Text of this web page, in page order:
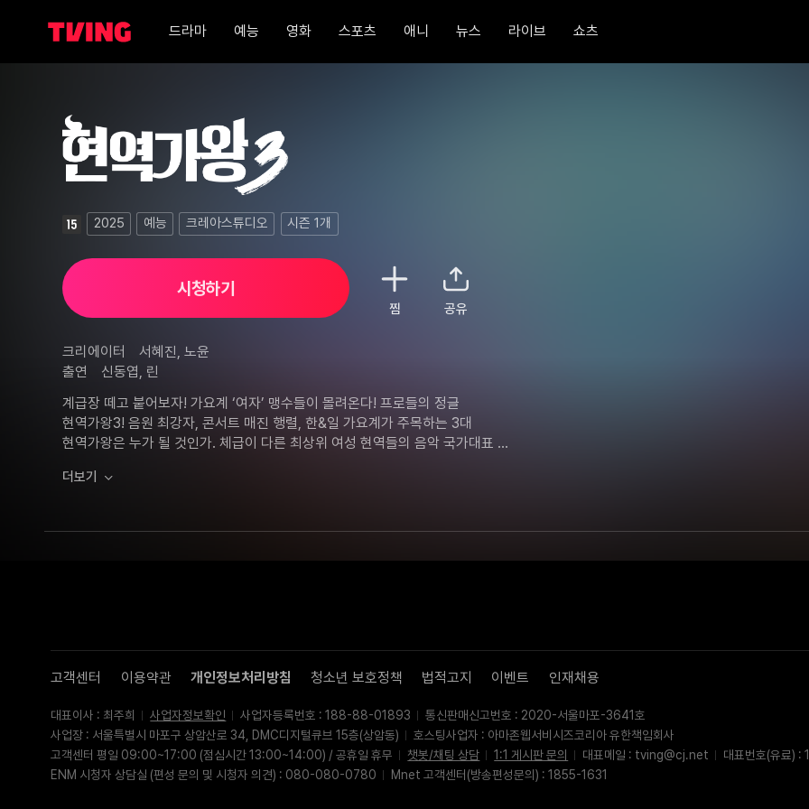
드라마 예능 영화 스포츠 애니 뉴스 라이브 쇼츠
2025 예능 크레아스튜디오 시즌 1개
시청하기
찜 공유
크리에이터
서혜진, 노윤
출연
신동엽, 린
계급장 떼고 붙어보자! 가요계 ‘여자’ 맹수들이 몰려온다! 프로들의 정글
현역가왕3! 음원 최강자, 콘서트 매진 행렬, 한&일 가요계가 주목하는 3대
현역가왕은 누가 될 것인가. 체급이 다른 최상위 여성 현역들의 음악 국가대표
더보기
고객센터 이용약관 개인정보처리방침 청소년 보호정책 법적고지 이벤트 인재채용
대표이사 : 최주희 사업자정보확인 사업자등록번호 : 188-88-01893
통신판매신고번호 : 2020-서울마포-3641호
사업장 : 서울특별시 마포구 상암산로 34, DMC디지털큐브 15층(상암동)
호스팅사업자 : 아마존웹서비시즈코리아 유한책임회사
고객센터 평일 09:00~17:00 (점심시간 13:00~14:00) / 공휴일 휴무
챗봇/채팅 상담 1:1 게시판 문의 대표메일 : tving@cj.net
대표번호(유료)
ENM 시청자 상담실 (편성 문의 및 시청자 의견) : 080-080-0780
Mnet 고객센터(방송편성문의) : 1855-1631